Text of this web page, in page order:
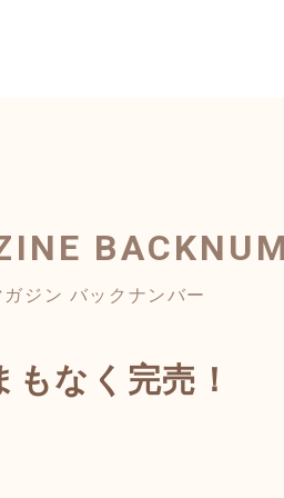
ガジン バックナンバー
なく完売！